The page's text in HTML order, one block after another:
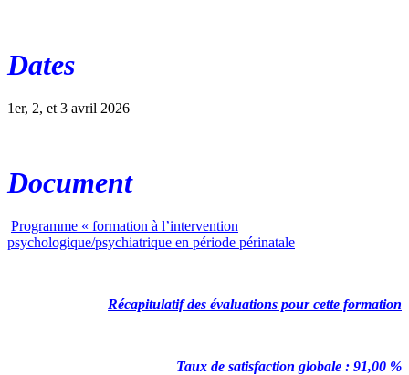
Dates
1er, 2, et 3 avril 2026
Document
Programme « formation à l’intervention
psychologique/psychiatrique en période périnatale
Récapitulatif des évaluations pour cette formation
Taux de satisfaction globale : 91,00 %